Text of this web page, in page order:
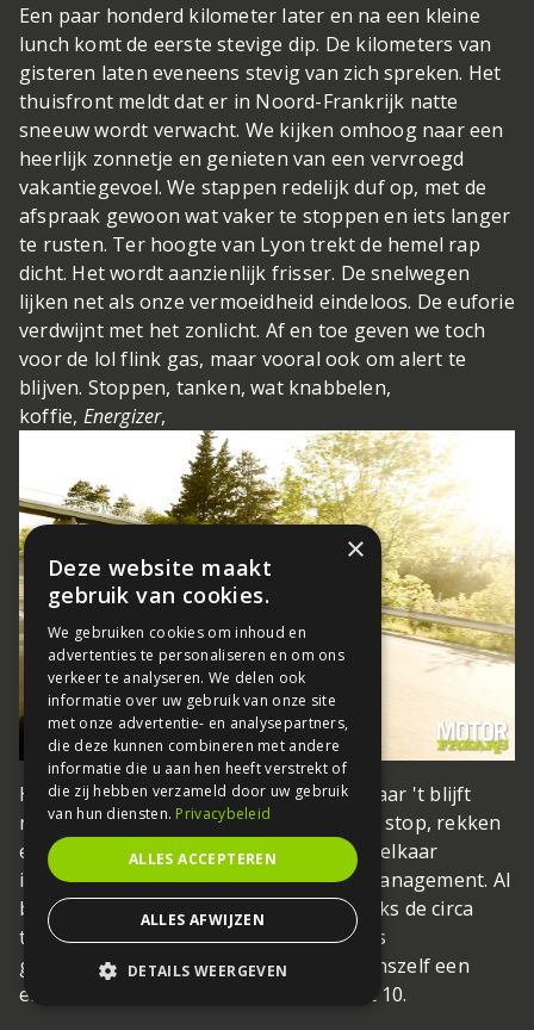
Een paar honderd kilometer later en na een kleine
lunch komt de eerste stevige dip. De kilometers van
gisteren laten eveneens stevig van zich spreken. Het
thuisfront meldt dat er in Noord-Frankrijk natte
sneeuw wordt verwacht. We kijken omhoog naar een
heerlijk zonnetje en genieten van een vervroegd
vakantiegevoel. We stappen redelijk duf op, met de
afspraak gewoon wat vaker te stoppen en iets langer
te rusten. Ter hoogte van Lyon trekt de hemel rap
dicht. Het wordt aanzienlijk frisser. De snelwegen
lijken net als onze vermoeidheid eindeloos. De euforie
verdwijnt met het zonlicht. Af en toe geven we toch
voor de lol flink gas, maar vooral ook om alert te
blijven. Stoppen, tanken, wat knabbelen,
koffie, Energizer,
Het helpt natuurlijk wel, zo'n K 1600, maar 't blijft
natuurlijk wel een monstertrip
sanitaire stop, rekken
en strekken, en dat tig keer. We blijven elkaar
informeren over ons innerlijke motormanagement. Al
bij al voelen we ons best redelijk ondanks de circa
tweeduizend afgelegde kilometers sinds
gisterenochtend. Als cijfers geven we onszelf een
enthousiaste 6,5 op de schaal van 1 tot 10.
×
Deze website maakt
gebruik van cookies.
We gebruiken cookies om inhoud en
advertenties te personaliseren en om ons
verkeer te analyseren. We delen ook
informatie over uw gebruik van onze site
met onze advertentie- en analysepartners,
die deze kunnen combineren met andere
informatie die u aan hen heeft verstrekt of
die zij hebben verzameld door uw gebruik
van hun diensten. Privacybeleid
ALLES ACCEPTEREN
ALLES AFWIJZEN
DETAILS WEERGEVEN